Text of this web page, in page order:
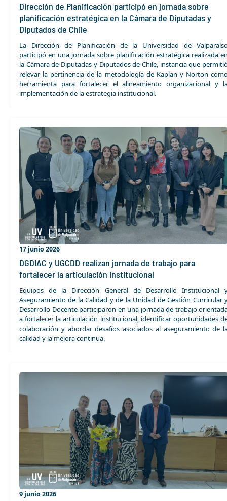
Dirección de Planificación participó en jornada sobre
planificación estratégica en la Cámara de Diputadas y
Diputados de Chile
La Dirección de Planificación de la Universidad de
participó en una jornada sobre planificación estratégica realizada
la Cámara de Diputadas y Diputados de Chile, instancia que
relevar la pertinencia de la metodología de Kaplan y Norton
herramienta para fortalecer el alineamiento organizacional y
implementación de la estrategia institucional.
17 junio 2026
DGDIAC y UGCDD realizan jornada de trabajo para
fortalecer la articulación institucional
Equipos de la Dirección General de Desarrollo Institucional
Aseguramiento de la Calidad y de la Unidad de Gestión Curricular
Desarrollo Docente participaron en una jornada de trabajo
a fortalecer la articulación institucional, identificar oportunidades
colaboración y abordar desafíos asociados al aseguramiento de
calidad y la mejora continua.
9 junio 2026